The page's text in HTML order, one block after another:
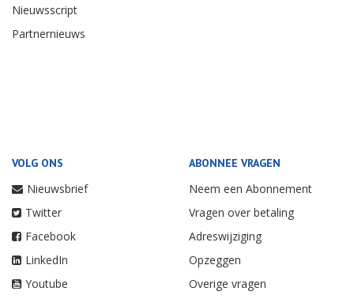
Nieuwsscript
Partnernieuws
VOLG ONS
Nieuwsbrief
Twitter
Facebook
LinkedIn
Youtube
ABONNEE VRAGEN
Neem een Abonnement
Vragen over betaling
Adreswijziging
Opzeggen
Overige vragen